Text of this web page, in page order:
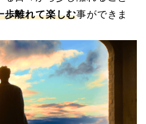
歩離れて楽しむ事ができま